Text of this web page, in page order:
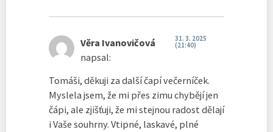
Věra Ivanovičová
napsal:
31. 3. 2025
(21:40)
Tomáši, děkuji za další čapí večerníček.
Myslela jsem, že mi přes zimu chybějí jen
čápi, ale zjišťuji, že mi stejnou radost dělají
i Vaše souhrny. Vtipné, laskavé, plné